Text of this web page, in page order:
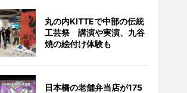
丸の内KITTEで中部の伝統
工芸祭 講演や実演、九谷
焼の絵付け体験も
日本橋の老舗弁当店が175